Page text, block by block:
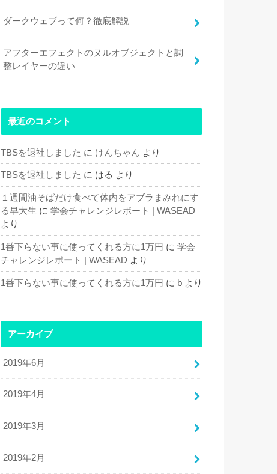
ダークウェブって何？徹底解説
アフターエフェクトのヌルオブジェクトと調
整レイヤーの違い
最近のコメント
TBSを退社しました に けんちゃん より
TBSを退社しました に はる より
１週間油そばだけ食べて体内をアブラまみれにす
る早大生 に 学会チャレンジレポート | WASEAD
より
1番下らない事に使ってくれる方に1万円 に 学会
チャレンジレポート | WASEAD より
1番下らない事に使ってくれる方に1万円 に b より
アーカイブ
2019年6月
2019年4月
2019年3月
2019年2月